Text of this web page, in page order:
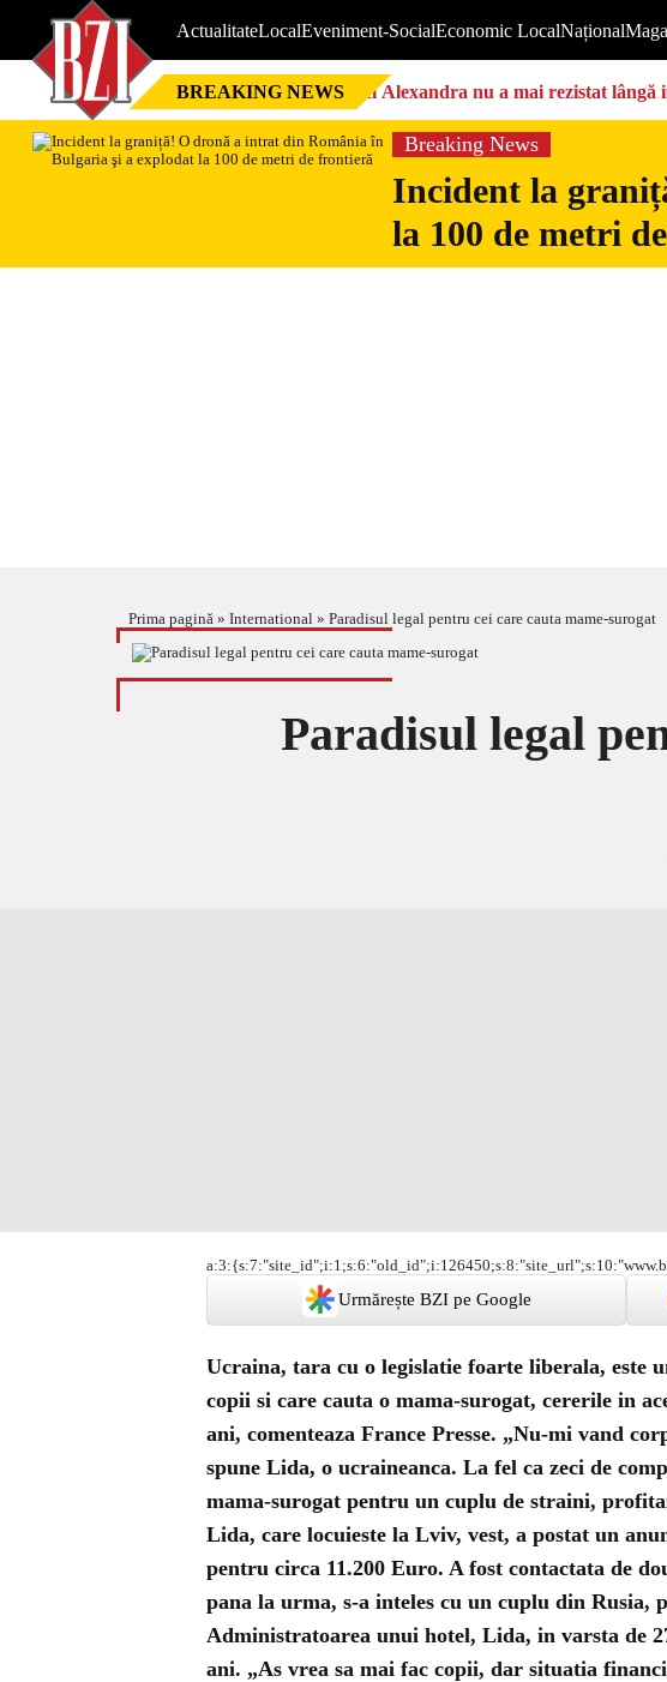
ActualitateLocalEveniment-SocialEconomic LocalNațional
BREAKING NEWS Nici Alexandra nu a mai rezistat
Breaking News
Incident la
la 100 de metri
Prima pagină » International » Paradisul legal pentru cei care cauta mame-surogat
Paradisul legal
Urmărește BZI pe Google
Ucraina, tara cu o legislatie foarte liberala, este
copii si care cauta o mama-surogat, cererile in
ani, comenteaza France Presse. „Nu-mi vand
spune Lida, o ucraineanca. La fel ca zeci de
mama-surogat pentru un cuplu de straini,
Lida, care locuieste la Lviv, vest, a postat un
pentru circa 11.200 Euro. A fost contactata de
pana la urma, s-a inteles cu un cuplu din Rusia,
Administratoarea unui hotel, Lida, in varsta de
ani. „As vrea sa mai fac copii, dar situatia